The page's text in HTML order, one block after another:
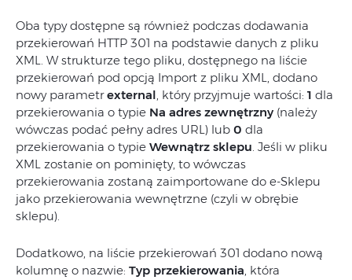
Oba typy dostępne są również podczas dodawania
przekierowań HTTP 301 na podstawie danych z pliku
XML. W strukturze tego pliku, dostępnego na liście
przekierowań pod opcją Import z pliku XML, dodano
nowy parametrexternal , który przyjmuje wartości: 1 dla
przekierowania o typie Na adres zewnętrzny (należy
wówczas podać pełny adres URL) lub 0 dla
przekierowania o typie Wewnątrz sklepu . Jeśli w pliku
XML zostanie on pominięty, to wówczas
przekierowania zostaną zaimportowane do e-Sklepu
jako przekierowania wewnętrzne (czyli w obrębie
sklepu).
Dodatkowo, na liście przekierowań 301 dodano nową
kolumnę o nazwie: Typ przekierowania , która